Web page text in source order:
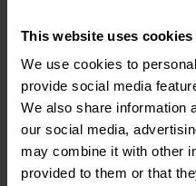
This website uses cookies
We use cookies to
provide social media
We also share information
our social media,
may combine it with other
provided to them or that
aux activités de terrain
produits de la marque
fabrication précise
technologie laser-cut,
renforcées ainsi qu’à
éprouvés, tels que les
panneaux Velcro.
élargie avec de